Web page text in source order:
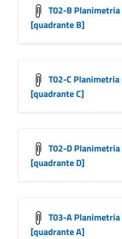
T02-B
[quadrante B]
T02-C
[quadrante C]
T02-D
[quadrante D]
T03-A
[quadrante A]